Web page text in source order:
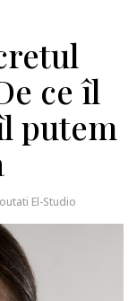
ce îl
putem
El-Studio